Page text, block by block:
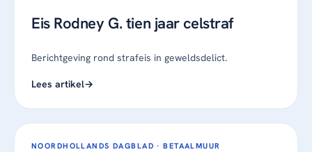
Eis Rodney G. tien jaar celstraf
Berichtgeving rond strafeis in geweldsdelict.
Lees artikel
NOORDHOLLANDS DAGBLAD · BETAALMUUR